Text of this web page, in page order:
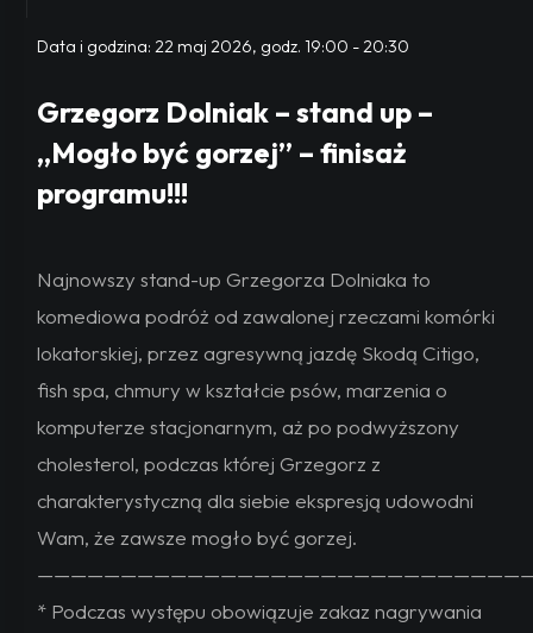
Data i godzina:22 maj 2026, godz. 19:00 -20:30
Grzegorz Dolniak – stand up –
„Mogło być gorzej” – finisaż
programu!!!
Najnowszy stand-up Grzegorza Dolniaka to
komediowa podróż od zawalonej rzeczami komórki
lokatorskiej, przez agresywną jazdę Skodą Citigo,
fish spa, chmury w kształcie psów, marzenia o
komputerze stacjonarnym, aż po podwyższony
cholesterol, podczas której Grzegorz z
charakterystyczną dla siebie ekspresją udowodni
Wam, że zawsze mogło być gorzej.
* Podczas występu obowiązuje zakaz nagrywania